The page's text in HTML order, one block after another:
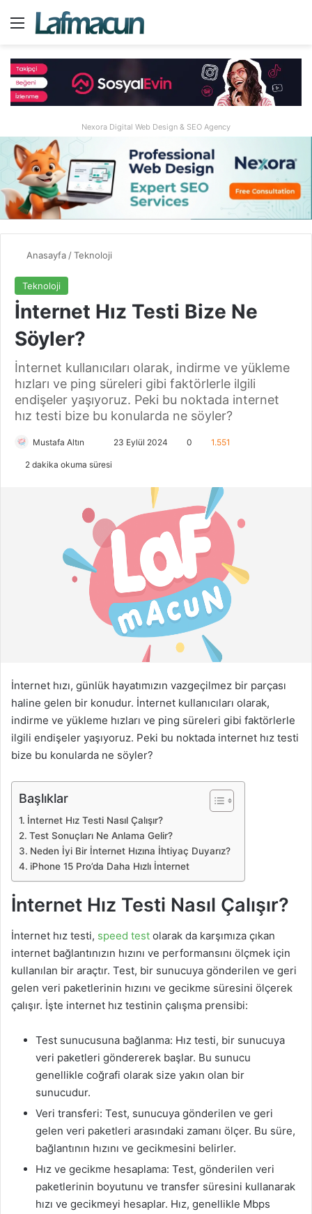
Menü
Nexora Digital Web Design & SEO Agency
Anasayfa/Teknoloji
Teknoloji
İnternet Hız Testi Bize Ne
Söyler?
İnternet kullanıcıları olarak, indirme ve yükleme
hızları ve ping süreleri gibi faktörlerle ilgili
endişeler yaşıyoruz. Peki bu noktada internet
hız testi bize bu konularda ne söyler?
Mustafa Altın
i
p
o
s
t
m
e
k
23 Eylül 2024 0 1.551
2 dakika okuma süresi
İnternet hızı, günlük hayatımızın vazgeçilmez bir parçası
haline gelen bir konudur. İnternet kullanıcıları olarak,
indirme ve yükleme hızları ve ping süreleri gibi faktörlerle
ilgili endişeler yaşıyoruz. Peki bu noktada internet hız testi
bize bu konularda ne söyler?
Başlıklar
İnternet Hız Testi Nasıl Çalışır?
Test Sonuçları Ne Anlama Gelir?
Neden İyi Bir İnternet Hızına İhtiyaç Duyarız?
iPhone 15 Pro’da Daha Hızlı İnternet
İnternet Hız Testi Nasıl Çalışır?
İnternet hız testi, speed test olarak da karşımıza çıkan
internet bağlantınızın hızını ve performansını ölçmek için
kullanılan bir araçtır. Test, bir sunucuya gönderilen ve geri
gelen veri paketlerinin hızını ve gecikme süresini ölçerek
çalışır. İşte internet hız testinin çalışma prensibi:
Test sunucusuna bağlanma: Hız testi, bir sunucuya
veri paketleri göndererek başlar. Bu sunucu
genellikle coğrafi olarak size yakın olan bir
sunucudur.
Veri transferi: Test, sunucuya gönderilen ve geri
gelen veri paketleri arasındaki zamanı ölçer. Bu süre,
bağlantının hızını ve gecikmesini belirler.
Hız ve gecikme hesaplama: Test, gönderilen veri
paketlerinin boyutunu ve transfer süresini kullanarak
hızı ve gecikmeyi hesaplar. Hız, genellikle Mbps